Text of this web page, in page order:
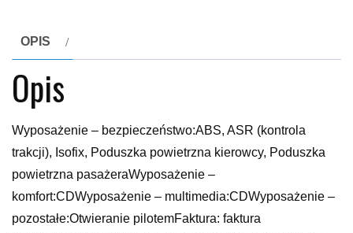
OPIS
Opis
Wyposażenie – bezpieczeństwo:ABS, ASR (kontrola
trakcji), Isofix, Poduszka powietrzna kierowcy, Poduszka
powietrzna pasażeraWyposażenie –
komfort:CDWyposażenie – multimedia:CDWyposażenie –
pozostałe:Otwieranie pilotemFaktura: faktura